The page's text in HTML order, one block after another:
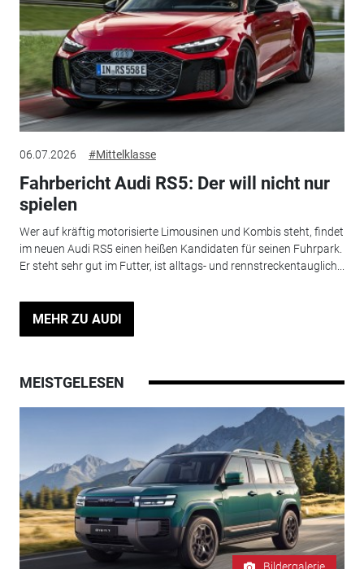
06.07.2026 #Mittelklasse
Fahrbericht Audi RS5: Der will nicht nur
spielen
Wer auf kräftig motorisierte Limousinen und Kombis steht, findet
im neuen Audi RS5 einen heißen Kandidaten für seinen Fuhrpark.
Er steht sehr gut im Futter, ist alltags- und rennstreckentauglich...
MEHR ZU AUDI
MEISTGELESEN